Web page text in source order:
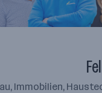
Immobilien,